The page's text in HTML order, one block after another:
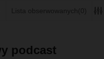
Lista obserwowanych (0)
podcast